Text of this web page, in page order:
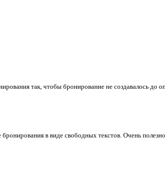
так, чтобы бронирование не создавалось до
в виде свободных текстов. Очень